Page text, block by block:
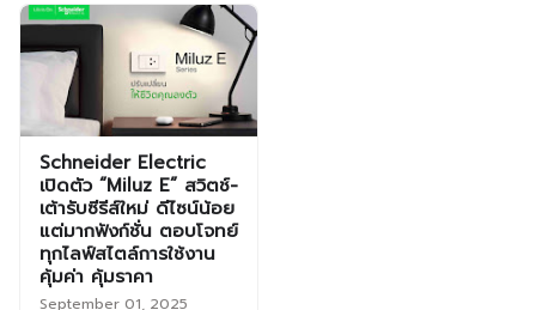
Schneider Electric
เปิดตัว “Miluz E” สวิตช์-
เต้ารับซีรีส์ใหม่ ดีไซน์น้อย
แต่มากฟังก์ชั่น ตอบโจทย์
ทุกไลฟ์สไตล์การใช้งาน
คุ้มค่า คุ้มราคา
September 01, 2025